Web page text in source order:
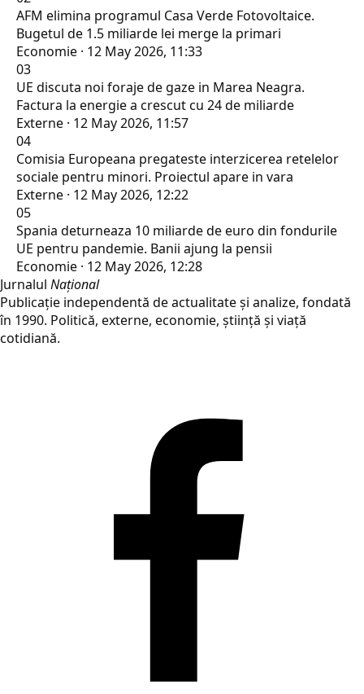
AFM elimina programul Casa Verde Fotovoltaice.
Bugetul de 1.5 miliarde lei merge la primari
Economie · 12 May 2026, 11:33
03
UE discuta noi foraje de gaze in Marea Neagra.
Factura la energie a crescut cu 24 de miliarde
Externe · 12 May 2026, 11:57
04
Comisia Europeana pregateste interzicerea retelelor
sociale pentru minori. Proiectul apare in vara
Externe · 12 May 2026, 12:22
05
Spania deturneaza 10 miliarde de euro din fondurile
UE pentru pandemie. Banii ajung la pensii
Economie · 12 May 2026, 12:28
Jurnalul Național
Publicație independentă de actualitate și analize, fondată
în 1990. Politică, externe, economie, știință și viață
cotidiană.